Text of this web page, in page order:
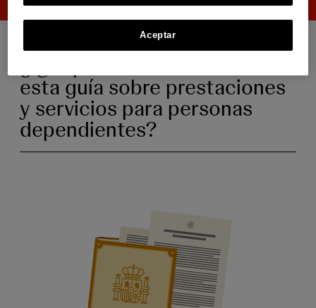
esta guía sobre prestaciones
y servicios para personas
dependientes?
Aceptar